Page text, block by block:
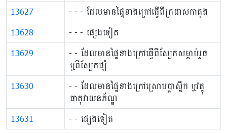
13627 ​- - - ដែល​មាន​ផ្ទៃ​ខាង​ក្រៅ​ធ្វើ​ពី​ក្រដាសកាតុង
13628 - - - ផ្សេងទៀត
13629
​- - ដែលមានផ្ទៃខាងក្រៅធ្វើពីស្បែកសម្លាប់​រួច
ឬពីស្បែកផ្សំ
13630
- - ដែលមានផ្ទៃខាងក្រៅស្រោប​បា្លស្ទីក ឬវត្ថុ​
ធាតុ​វាយនភ័ណ្ឌ
13631 - - ផ្សេងទៀត